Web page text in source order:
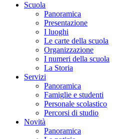
Scuola
Panoramica
Presentazione
I luoghi
Le carte della scuola
Organizzazione
I numeri della scuola
La Storia
Servizi
Panoramica
Famiglie e studenti
Personale scolastico
Percorsi di studio
Novità
Panoramica